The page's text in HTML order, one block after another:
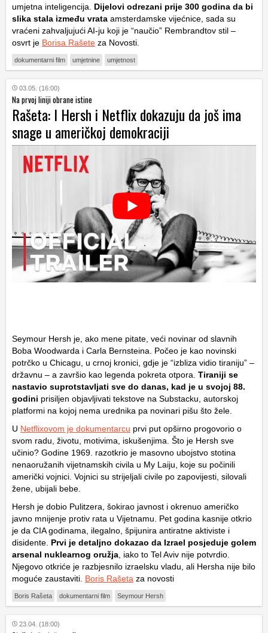
umjetna inteligencija. Dijelovi odrezani prije 300 godina da bi
slika stala između vrata amsterdamske vijećnice, sada su
vraćeni zahvaljujući AI-ju koji je “naučio” Rembrandtov stil –
osvrt je Borisa Rašete za Novosti.
dokumentarni film umjetnine umjetnost
03.05. (16:00)
Na prvoj liniji obrane istine
Rašeta: I Hersh i Netflix dokazuju da još ima
snage u američkoj demokraciji
Seymour Hersh je, ako mene pitate, veći novinar od slavnih
Boba Woodwarda i Carla Bernsteina. Počeo je kao novinski
potrčko u Chicagu, u crnoj kronici, gdje je “izbliza vidio tiraniju” –
državnu – a završio kao legenda pokreta otpora. Tiraniji se
nastavio suprotstavljati sve do danas, kad je u svojoj 88.
godini prisiljen objavljivati tekstove na Substacku, autorskoj
platformi na kojoj nema urednika pa novinari pišu što žele.
U Netflixovom je dokumentarcu prvi put opširno progovorio o
svom radu, životu, motivima, iskušenjima. Što je Hersh sve
učinio? Godine 1969. razotkrio je masovno ubojstvo stotina
nenaoružanih vijetnamskih civila u My Laiju, koje su počinili
američki vojnici. Vojnici su strijeljali civile po zapovijesti, silovali
žene, ubijali bebe.
Hersh je dobio Pulitzera, šokirao javnost i okrenuo američko
javno mnijenje protiv rata u Vijetnamu. Pet godina kasnije otkrio
je da CIA godinama, ilegalno, špijunira antiratne aktiviste i
disidente. Prvi je detaljno dokazao da Izrael posjeduje golem
arsenal nuklearnog oružja , iako to Tel Aviv nije potvrdio.
Njegovo otkriće je razbjesnilo izraelsku vladu, ali Hersha nije bilo
moguće zaustaviti. Boris Rašeta za novosti
Boris Rašeta dokumentarni film Seymour Hersh
23.04. (18:00)